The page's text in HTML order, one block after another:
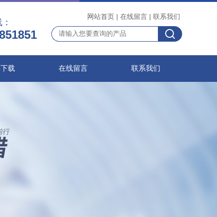
网站首页 | 在线留言 | 联系我们
载 在线留言 联系我们